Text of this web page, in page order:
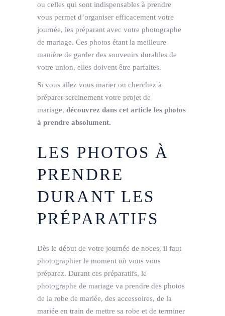
ou celles qui sont indispensables à prendre
vous permet d’organiser efficacement votre
journée, les préparant avec votre photographe
de mariage. Ces photos étant la meilleure
manière de garder des souvenirs durables de
votre union, elles doivent être parfaites.
Si vous allez vous marier ou cherchez à
préparer sereinement votre projet de
mariage, découvrez dans cet article les photos
à prendre absolument.
LES PHOTOS À
PRENDRE
DURANT LES
PRÉPARATIFS
Dès le début de votre journée de noces, il faut
photographier le moment où vous vous
préparez. Durant ces préparatifs, le
photographe de mariage va prendre des photos
de la robe de mariée, des accessoires, de la
mariée en train de mettre sa robe et de terminer